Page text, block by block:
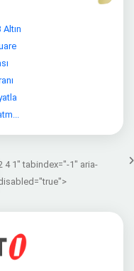
4 1" tabindex="-1" aria-